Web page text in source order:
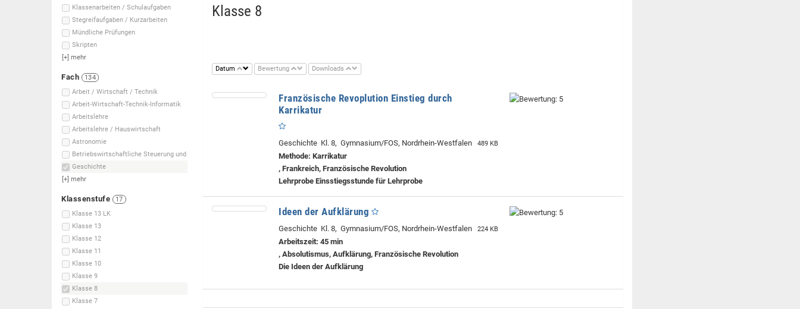
Klassenarbeiten / Schulaufgaben
Stegreifaufgaben / Kurzarbeiten
Mündliche Prüfungen
Skripten
[+] mehr
Fach
134
Arbeit / Wirtschaft / Technik
Arbeit-Wirtschaft-Technik-Informatik
Arbeitslehre
Arbeitslehre / Hauswirtschaft
Astronomie
Betriebswirtschaftliche Steuerung und
Geschichte
[+] mehr
Klassenstufe
17
Klasse 13 LK
Klasse 13
Klasse 12
Klasse 11
Klasse 10
Klasse 9
Klasse 8
Klasse 7
Klasse 8
Datum Bewertung Downloads
Französische Revoplution Einstieg durch
Karrikatur
Geschichte Kl. 8, Gymnasium/FOS, Nordrhein-Westfalen 489 KB
Methode: Karrikatur
, Frankreich, Französische Revolution
Lehrprobe Einsstiegsstunde für Lehrprobe
Ideen der Aufklärung
Geschichte Kl. 8, Gymnasium/FOS, Nordrhein-Westfalen 224 KB
Arbeitszeit: 45 min
, Absolutismus, Aufklärung, Französische Revolution
Die Ideen der Aufklärung